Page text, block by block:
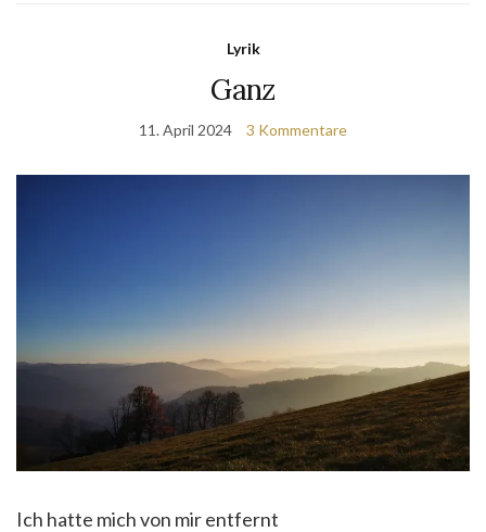
Lyrik
Ganz
11. April 2024 3 Kommentare
Ich hatte mich von mir entfernt